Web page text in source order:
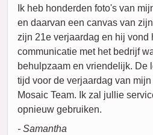
Ik heb honderden foto's van
en daarvan een canvas van
zijn 21e verjaardag en hij vond
communicatie met het bedrijf
behulpzaam en vriendelijk. De
tijd voor de verjaardag van
Mosaic Team. Ik zal jullie
opnieuw gebruiken.
- Samantha